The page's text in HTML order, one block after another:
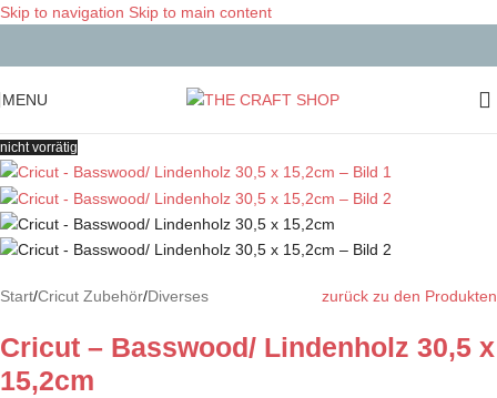
Skip to navigation Skip to main content
MENU
nicht vorrätig
Start/Cricut Zubehör/Diverses zurück zu den Produkten
Cricut – Basswood/ Lindenholz 30,5 x
15,2cm